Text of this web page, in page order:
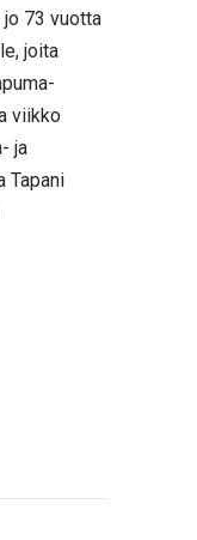
73 vuotta
joita
viikko
ja
Tapani